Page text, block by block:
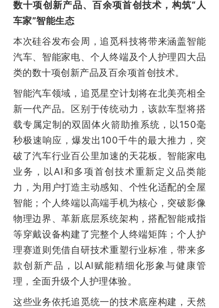
数十项创新产品、百余项首创技术，构筑“人
车家”智能生态
本次硅谷发布会周，追觅科技将带来涵盖智能
汽车、智能家电、个人终端及个人护理四大品
类的数十项创新产品及百余项首创技术。
智能汽车领域，追觅星空计划将在北美亮相全
新一代产品。区别于传统动力，该款车型将搭
载专属定制的双固体火箭助推系统，以150毫
秒极速响应，爆发出100千牛的最大推力，突
破了汽车行业百公里加速的天花板。智能家电
业务，以AI和多项首创技术重新定义品类能
力，为用户打造主动感知、个性化适配的全屋
智能；个人终端以高端手机为核心，突破影像
物理边界、革新底层系统架构，搭配智能戒指
等穿戴设备构建了完整个人终端矩阵；个人护
理赛道则凭借自研技术重塑行业标准，带来多
款创新产品，以AI赋能精细化形象与健康管
理，全面升级个人护理体验。
这些业务依托追觅统一的技术底座构建，天然